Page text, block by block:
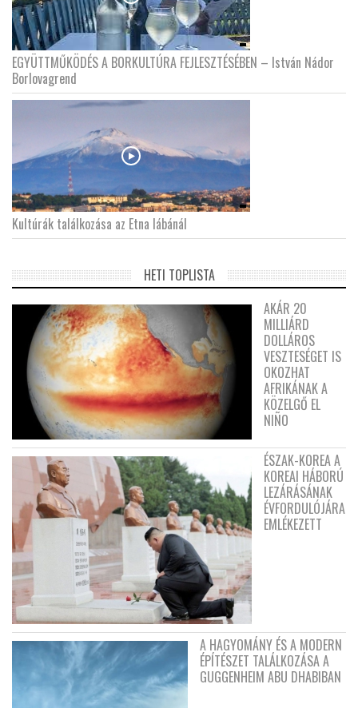
EGYÜTTMŰKÖDÉS A BORKULTÚRA FEJLESZTÉSÉBEN – István Nádor
Borlovagrend
Kultúrák találkozása az Etna lábánál
HETI TOPLISTA
AKÁR 20
MILLIÁRD
DOLLÁROS
VESZTESÉGET IS
OKOZHAT
AFRIKÁNAK A
KÖZELGŐ EL
NIÑO
ÉSZAK-KOREA A
KOREAI HÁBORÚ
LEZÁRÁSÁNAK
ÉVFORDULÓJÁRA
EMLÉKEZETT
A HAGYOMÁNY ÉS A MODERN
ÉPÍTÉSZET TALÁLKOZÁSA A
GUGGENHEIM ABU DHABIBAN